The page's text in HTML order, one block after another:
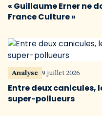
« Guillaume Erner ne
France Culture »
Analyse 9 juillet 2026
Entre deux canicules,
super-pollueurs